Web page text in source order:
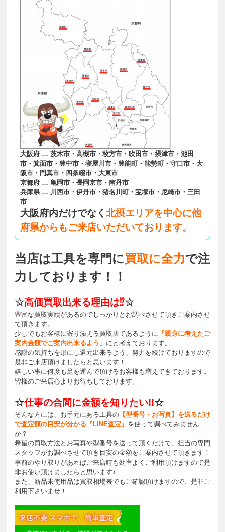
大阪府 … 茨木市・高槻市・枚方市・吹田市・摂津市・池田
市・箕面市・豊中市・寝屋川市・豊能町・能勢町・守口市・大
阪市・門真市・四条畷市・大東市
京都府 … 亀岡市・長岡京市・南丹市
兵庫県 … 川西市・伊丹市・猪名川町・宝塚市・尼崎市・三田
市
大阪府内だけでなく 北摂エリアを中心に他
府県からもご来店いただいております。
当店は工具を専門に買取に全力で注
力しております！！
☆高価買取出来る理由は⁉☆
豊富な買取実績があるのでしっかりとお調べさせて頂きご案内させ
て頂きます。
少しでもお客様に寄り添える買取店であるように 「親身に考えたご
案内金額でご案内出来るよう」 にと考えております。
感謝の気持ちを形にし還元出来るよう、努力を続けておりますので
是非ご来店頂けましたらと思います！
嬉しい事に何度も足を運んで頂けるお客様も増えてきております。
皆様のご来店心よりお待ちしております。
☆仕事の合間に金額を知りたい!!☆
そんな方には、お手元にある工具の【型番号・お写真】を送るだけ
で査定額の目安が分かる『LINE査定』 を使って調べてみません
か？
希望の買取方法とお写真や型番号を送って頂くだけで、担当の専門
スタッフがお調べさせて頂き目安の金額をご案内させて頂きます！
事前のやり取りがあればご来店時も効率よくご利用頂けますので是
非お使い頂けましたらと思います♪
また、新品未使用品は買取相場表でもご確認頂けますので、是非ご
利用下さいませ！